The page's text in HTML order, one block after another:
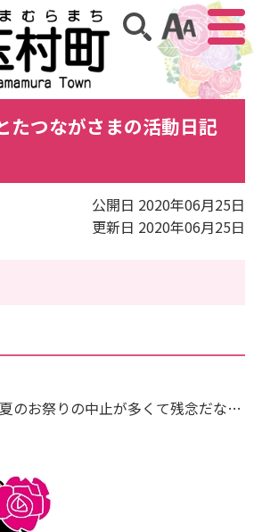
アクセ
サイト内検索
たつながさまの活動日記
公開日 2020年06月25日
更新日 2020年06月25日
のお祭りの中止が多くて残念だな…